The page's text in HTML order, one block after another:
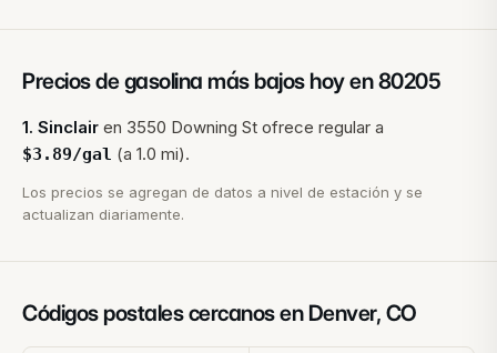
Precios de gasolina más bajos hoy en80205
1. Sinclair en 3550 Downing St ofrece regular a
$3.89/gal (a 1.0 mi).
Los precios se agregan de datos a nivel de estación y se
actualizan diariamente.
Códigos postales cercanos en Denver, CO